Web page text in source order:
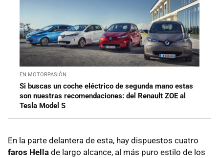
EN MOTORPASIÓN
Si buscas un coche eléctrico de segunda mano estas
son nuestras recomendaciones: del Renault ZOE al
Tesla Model S
En la parte delantera de esta, hay dispuestos cuatro
faros Hella de largo alcance, al más puro estilo de los